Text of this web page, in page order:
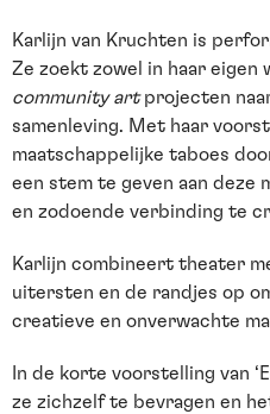
Karlijn van Kruchten is
Ze zoekt zowel in haar eigen
community artprojecten
samenleving. Met haar
maatschappelijke taboes
een stem te geven aan deze
en zodoende verbinding te
Karlijn combineert theater
uitersten en de randjes op
creatieve en onverwachte
In de korte voorstelling van
ze zichzelf te bevragen en